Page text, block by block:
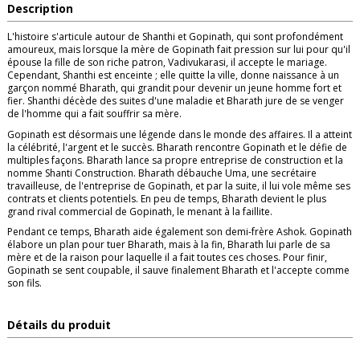
Description
L'histoire s'articule autour de Shanthi et Gopinath, qui sont profondément
amoureux, mais lorsque la mère de Gopinath fait pression sur lui pour qu'il
épouse la fille de son riche patron, Vadivukarasi, il accepte le mariage.
Cependant, Shanthi est enceinte ; elle quitte la ville, donne naissance à un
garçon nommé Bharath, qui grandit pour devenir un jeune homme fort et
fier. Shanthi décède des suites d'une maladie et Bharath jure de se venger
de l'homme qui a fait souffrir sa mère.
Gopinath est désormais une légende dans le monde des affaires. Il a atteint
la célébrité, l'argent et le succès. Bharath rencontre Gopinath et le défie de
multiples façons. Bharath lance sa propre entreprise de construction et la
nomme Shanti Construction. Bharath débauche Uma, une secrétaire
travailleuse, de l'entreprise de Gopinath, et par la suite, il lui vole même ses
contrats et clients potentiels. En peu de temps, Bharath devient le plus
grand rival commercial de Gopinath, le menant à la faillite.
Pendant ce temps, Bharath aide également son demi-frère Ashok. Gopinath
élabore un plan pour tuer Bharath, mais à la fin, Bharath lui parle de sa
mère et de la raison pour laquelle il a fait toutes ces choses. Pour finir,
Gopinath se sent coupable, il sauve finalement Bharath et l'accepte comme
son fils.
Détails du produit